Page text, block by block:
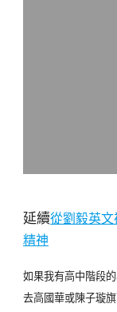
延續從劉毅英
精神
如果我有高中階段
去高國華或陳子璇